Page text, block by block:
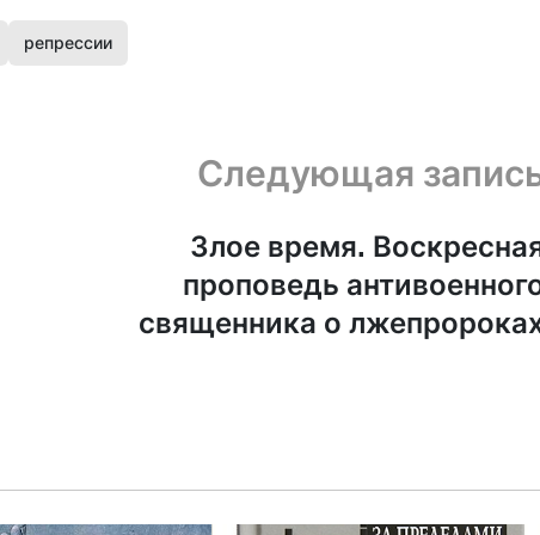
репрессии
Следующая
Злое время.
проповедь
священника о